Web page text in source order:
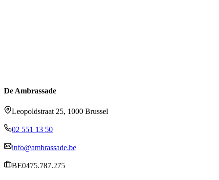
De Ambrassade
Leopoldstraat 25, 1000 Brussel
02 551 13 50
info@ambrassade.be
BE0475.787.275